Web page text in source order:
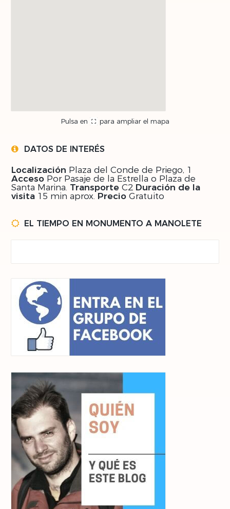
Pulsa en para ampliar el mapa
DATOS DE INTERÉS
Localización Plaza del Conde de Priego, 1
Acceso Por Pasaje de la Estrella o Plaza de
Santa Marina. Transporte C2 Duración de la
visita 15 min aprox. Precio Gratuito
EL TIEMPO EN MONUMENTO A MANOLETE